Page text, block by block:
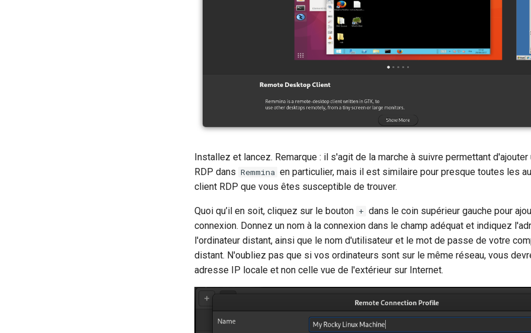
Installez et lancez. Remarque : il s'agit de la marche à suivre permettant d'ajouter
RDP dans Remmina en particulier, mais il est similaire pour presque toutes les
client RDP que vous êtes susceptible de trouver.
Quoi qu’il en soit, cliquez sur le bouton + dans le coin supérieur gauche pour
connexion. Donnez un nom à la connexion dans le champ adéquat et indiquez
l'ordinateur distant, ainsi que le nom d'utilisateur et le mot de passe de votre
distant. N'oubliez pas que si vos ordinateurs sont sur le même réseau, vous
adresse IP locale et non celle vue de l'extérieur sur Internet.